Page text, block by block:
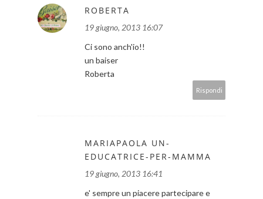
ROBERTA
19 giugno, 2013 16:07
Ci sono anch'io!!
un baiser
Roberta
Rispondi
MARIAPAOLA UN-
EDUCATRICE-PER-MAMMA
19 giugno, 2013 16:41
e' sempre un piacere partecipare e